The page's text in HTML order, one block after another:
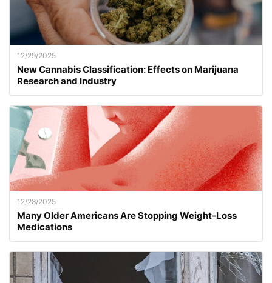
12/29/2025
New Cannabis Classification: Effects on Marijuana
Research and Industry
12/28/2025
Many Older Americans Are Stopping Weight-Loss
Medications